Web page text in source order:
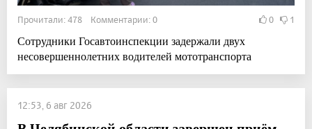
Прочитали: 478 Комментарии: 0 0 1
Сотрудники Госавтоинспекции задержали двух
несовершеннолетних водителей мототранспорта
12:53, 6 авг 2026